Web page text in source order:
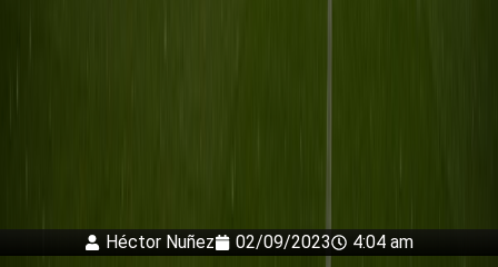
Héctor Nuñez 02/09/2023 4:04 am